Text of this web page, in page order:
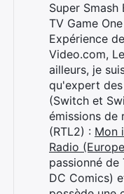
Super Smash
TV Game
Expérience
Video.com,
ailleurs, je
qu'expert
(Switch et
émissions de
(RTL2) : Mon
Radio
passionné de
DC Comics)